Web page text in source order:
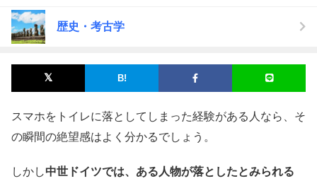
歴史・考古学
スマホをトイレに落としてしまった経験がある人なら、そ
の瞬間の絶望感はよく分かるでしょう。
しかし中世ドイツでは、ある人物が落としたとみられる